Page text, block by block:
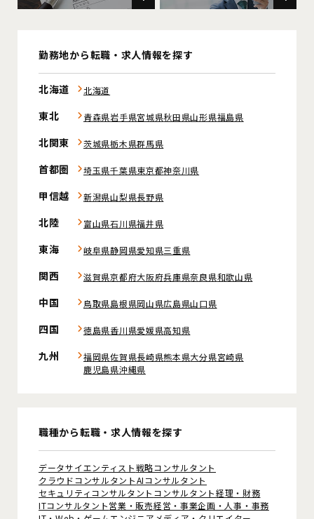
勤務地から転職・求人情報を探す
北海道 北海道
東北 青森県岩手県宮城県秋田県山形県福島県
北関東 茨城県栃木県群馬県
首都圏 埼玉県千葉県東京都神奈川県
甲信越 新潟県山梨県長野県
北陸 富山県石川県福井県
東海 岐阜県静岡県愛知県三重県
関西 滋賀県京都府大阪府兵庫県奈良県和歌山県
中国 鳥取県島根県岡山県広島県山口県
四国 徳島県香川県愛媛県高知県
九州 福岡県佐賀県長崎県熊本県大分県宮崎県
鹿児島県沖縄県
職種から転職・求人情報を探す
データサイエンティスト戦略コンサルタント
クラウドコンサルタントAIコンサルタント
セキュリティコンサルタント コンサルタント経理・財務
ITコンサルタント営業・販売経営・事業企画・人事・事務